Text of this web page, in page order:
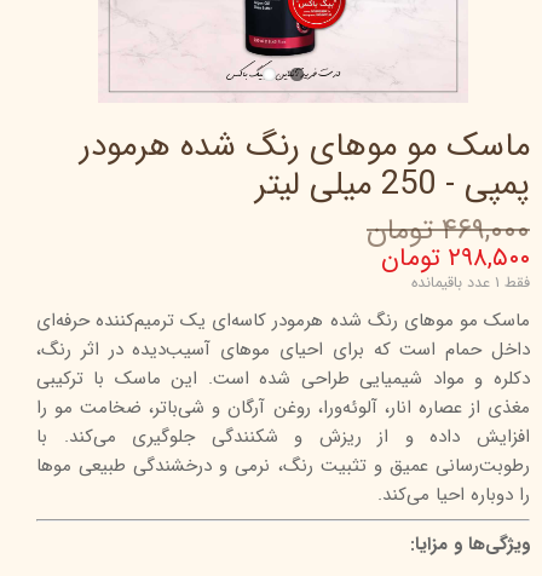
ماسک مو موهای رنگ شده هرمودر
پمپی - 250 میلی لیتر
۴۶۹,۰۰۰ تومان
۲۹۸,۵۰۰ تومان
فقط ۱ عدد باقیمانده
ماسک مو موهای رنگ شده هرمودر کاسه‌ای یک ترمیم‌کننده حرفه‌ای
داخل حمام است که برای احیای موهای آسیب‌دیده در اثر رنگ،
دکلره و مواد شیمیایی طراحی شده است. این ماسک با ترکیبی
مغذی از عصاره انار، آلوئه‌ورا، روغن آرگان و شی‌باتر، ضخامت مو را
افزایش داده و از ریزش و شکنندگی جلوگیری می‌کند. با
رطوبت‌رسانی عمیق و تثبیت رنگ، نرمی و درخشندگی طبیعی موها
را دوباره احیا می‌کند.
ویژگی‌ها و مزایا: